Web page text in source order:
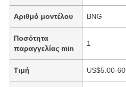
Αριθμό μοντέλου BNG
Ποσότητα
παραγγελίας min
1
Τιμή US$5.00-60